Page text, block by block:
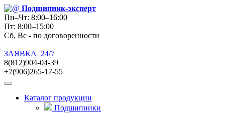
Подшипник-эксперт
Пн–Чт: 8:00–16:00
Пт: 8:00–15:00
Сб, Вс - по договоренности
ЗАЯВКА
24/7
8(812)904-04-39
+7(906)265-17-55
Каталог продукции
Подшипники